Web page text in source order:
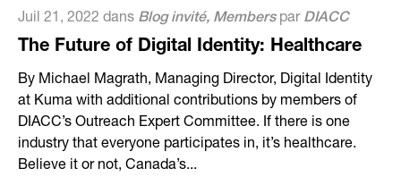
Juil 21, 2022 dans Blog invité, Memberspar DIACC
The Future of Digital Identity: Healthcare
By Michael Magrath, Managing Director, Digital Identity
at Kuma with additional contributions by members of
DIACC’s Outreach Expert Committee. If there is one
industry that everyone participates in, it’s healthcare.
Believe it or not, Canada’s...